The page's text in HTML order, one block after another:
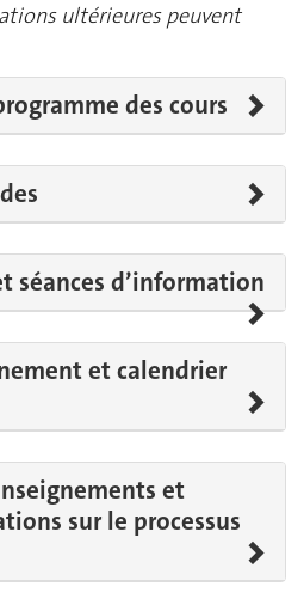
ultérieures peuvent
des cours
séances d’information
et calendrier
et
sur le processus